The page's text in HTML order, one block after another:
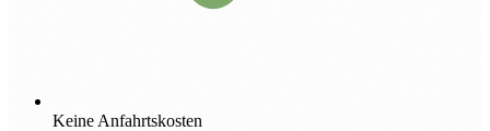
Keine Anfahrtskosten